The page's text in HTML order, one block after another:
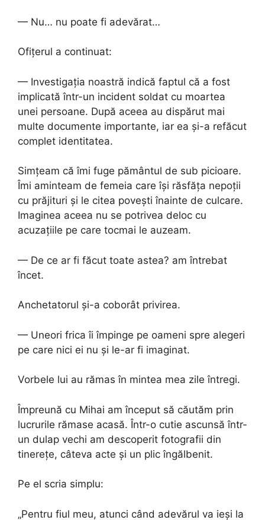
— Nu… nu poate fi adevărat…
Ofițerul a continuat:
— Investigația noastră indică faptul că a fost
implicată într-un incident soldat cu moartea
unei persoane. După aceea au dispărut mai
multe documente importante, iar ea și-a refăcut
complet identitatea.
Simțeam că îmi fuge pământul de sub picioare.
Îmi aminteam de femeia care își răsfăța nepoții
cu prăjituri și le citea povești înainte de culcare.
Imaginea aceea nu se potrivea deloc cu
acuzațiile pe care tocmai le auzeam.
— De ce ar fi făcut toate astea? am întrebat
încet.
Anchetatorul și-a coborât privirea.
— Uneori frica îi împinge pe oameni spre alegeri
pe care nici ei nu și le-ar fi imaginat.
Vorbele lui au rămas în mintea mea zile întregi.
Împreună cu Mihai am început să căutăm prin
lucrurile rămase acasă. Într-o cutie ascunsă într-
un dulap vechi am descoperit fotografii din
tinerețe, câteva acte și un plic îngălbenit.
Pe el scria simplu:
„Pentru fiul meu, atunci când adevărul va ieși la